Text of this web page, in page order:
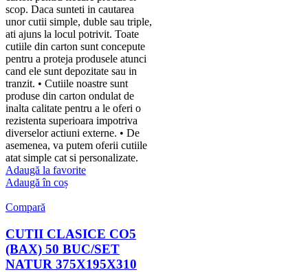
scop. Daca sunteti in cautarea
unor cutii simple, duble sau triple,
ati ajuns la locul potrivit. Toate
cutiile din carton sunt concepute
pentru a proteja produsele atunci
cand ele sunt depozitate sau in
tranzit. • Cutiile noastre sunt
produse din carton ondulat de
inalta calitate pentru a le oferi o
rezistenta superioara impotriva
diverselor actiuni externe. • De
asemenea, va putem oferii cutiile
atat simple cat si personalizate.
Adaugă la favorite
Adaugă în coș
Compară
CUTII CLASICE CO5
(BAX) 50 BUC/SET
NATUR 375X195X310